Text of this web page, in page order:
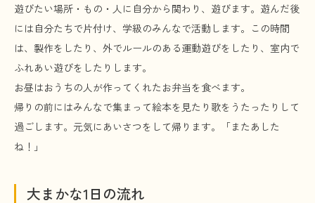
遊びたい場所・もの・人に自分から関わり、遊びます。遊んだ後
には自分たちで片付け、学級のみんなで活動します。この時間
は、製作をしたり、外でルールのある運動遊びをしたり、室内で
ふれあい遊びをしたりします。
お昼はおうちの人が作ってくれたお弁当を食べます。
帰りの前にはみんなで集まって絵本を見たり歌をうたったりして
過ごします。元気にあいさつをして帰ります。「またあした
ね！」
大まかな1日の流れ